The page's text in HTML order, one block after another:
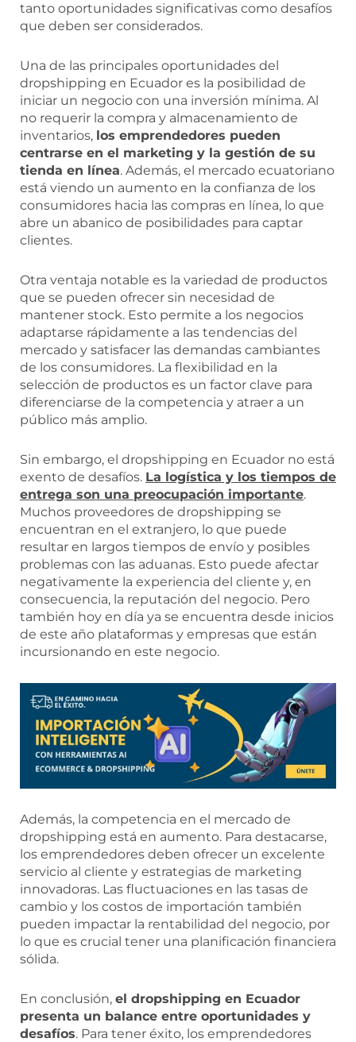
tanto oportunidades significativas como desafíos
que deben ser considerados.
Una de las principales oportunidades del
dropshipping en Ecuador es la posibilidad de
iniciar un negocio con una inversión mínima. Al
no requerir la compra y almacenamiento de
inventarios, los emprendedores pueden
centrarse en el marketing y la gestión de su
tienda en línea. Además, el mercado ecuatoriano
está viendo un aumento en la confianza de los
consumidores hacia las compras en línea, lo que
abre un abanico de posibilidades para captar
clientes.
Otra ventaja notable es la variedad de productos
que se pueden ofrecer sin necesidad de
mantener stock. Esto permite a los negocios
adaptarse rápidamente a las tendencias del
mercado y satisfacer las demandas cambiantes
de los consumidores. La flexibilidad en la
selección de productos es un factor clave para
diferenciarse de la competencia y atraer a un
público más amplio.
Sin embargo, el dropshipping en Ecuador no está
exento de desafíos. La logística y los tiempos de
entrega son una preocupación importante.
Muchos proveedores de dropshipping se
encuentran en el extranjero, lo que puede
resultar en largos tiempos de envío y posibles
problemas con las aduanas. Esto puede afectar
negativamente la experiencia del cliente y, en
consecuencia, la reputación del negocio. Pero
también hoy en día ya se encuentra desde inicios
de este año plataformas y empresas que están
incursionando en este negocio.
Además, la competencia en el mercado de
dropshipping está en aumento. Para destacarse,
los emprendedores deben ofrecer un excelente
servicio al cliente y estrategias de marketing
innovadoras. Las fluctuaciones en las tasas de
cambio y los costos de importación también
pueden impactar la rentabilidad del negocio, por
lo que es crucial tener una planificación financiera
sólida.
En conclusión, el dropshipping en Ecuador
presenta un balance entre oportunidades y
desafíos. Para tener éxito, los emprendedores